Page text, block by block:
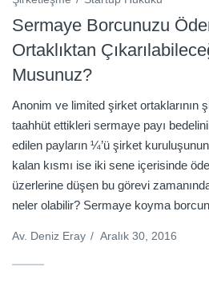
Sermaye Borcunuzu
Ortaklıktan
Musunuz?
Anonim ve limited şirket ortaklarının
taahhüt ettikleri sermaye payı
edilen payların ¼’ü şirket
kalan kısmı ise iki sene içerisinde
üzerlerine düşen bu görevi
neler olabilir? Sermaye koyma
Av. Deniz Eray / Aralık 30, 2016